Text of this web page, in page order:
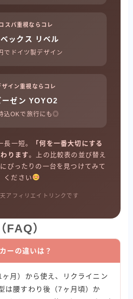
スパ重視ならコレ
ックス リベル
でドイツ製デザイン
ザイン重視ならコレ
ーゼン YOYO2
込OKで旅行にも◎
長一短。
「何を一番大切にする
ります。上の比較表の並び替え
ぴったりの一台を見つけてみて
ください
アフィリエイトリンクです
FAQ）
ーの違いは？
月）から使え、リクライニン
は腰すわり後（7ヶ月頃）か